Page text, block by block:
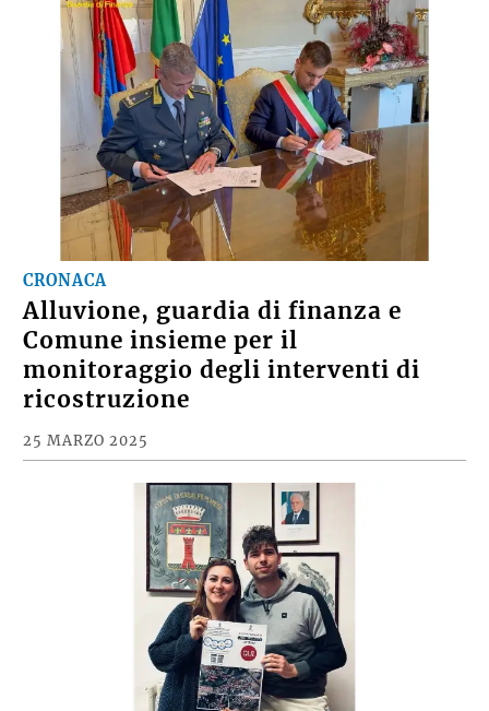
CRONACA
Alluvione, guardia di finanza e
Comune insieme per il
monitoraggio degli interventi di
ricostruzione
25 MARZO 2025